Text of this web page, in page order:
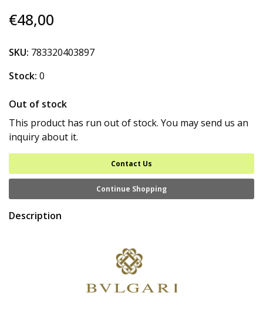
€48,00
SKU: 783320403897
Stock: 0
Out of stock
This product has run out of stock. You may send us an
inquiry about it.
Contact Us
Continue Shopping
Description